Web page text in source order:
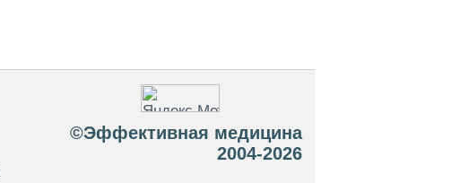
©Эффективная медицина
2004-2026